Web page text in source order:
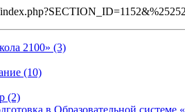
2100» (3)
(10)
(2)
в Образовательной системе